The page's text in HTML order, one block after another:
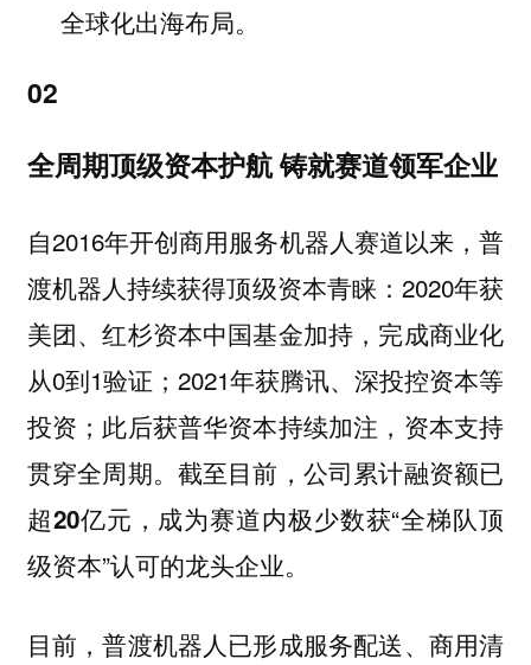
全球化出海布局。
02
全周期顶级资本护航 铸就赛道领军企业
自2016年开创商用服务机器人赛道以来，普
渡机器人持续获得顶级资本青睐：2020年获
美团、红杉资本中国基金加持，完成商业化
从0到1验证；2021年获腾讯、深投控资本等
投资；此后获普华资本持续加注，资本支持
贯穿全周期。截至目前，公司累计融资额已
超20亿元， 成为赛道内极少数获“全梯队顶
级资本”认可的龙头企业。
目前，普渡机器人已形成服务配送、商用清